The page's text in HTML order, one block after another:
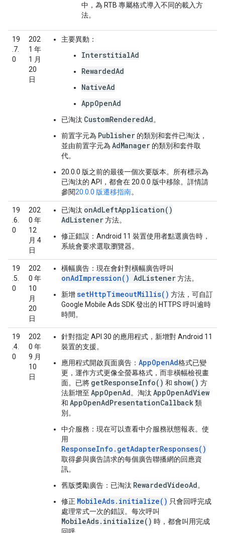
中，為 RTB 專屬格式導入不同的載入方
法。
19
.7.
0
202
1 年
1 月
20
日
主要異動：
InterstitialAd
RewardedAd
NativeAd
AppOpenAd
已淘汰 CustomRenderedAd。
前置字元為 Publisher 的類別和套件已淘汰，
並由前置字元為 AdManager 的類別和套件取
代。
20.0.0 版之前的最後一個次要版本。所有標示為
已淘汰的 API，都會在 20.0.0 版中移除。詳情請
參閱20.0.0 版遷移指南。
19
.6.
0
202
0 年
12
月 4
日
已淘汰 onAdLeftApplication()
AdListener方法。
修正錯誤：Android 11 裝置使用者點選廣告時，
系統會要求選取瀏覽器。
19
.5.
0
202
0 年
10
月
20
日
橫幅廣告： 現在會針對橫幅廣告呼叫
onAdImpression() AdListener方法。
新增setHttpTimeoutMillis() 方法，可自訂
Google Mobile Ads SDK 發出的 HTTPS 呼叫逾時
時間。
19
.4.
0
202
0 年
9 月
10
日
針對指定 API 30 的應用程式，新增對 Android 11
裝置的支援。
應用程式開啟頁面廣告： AppOpenAd格式已變
更，運作方式更像全螢幕格式，而非橫幅檢視畫
面。已將 getResponseInfo() 和 show() 方
法新增至 AppOpenAd。淘汰 AppOpenAdView
和 AppOpenAdPresentationCallback類
別。
中介服務： 現在可以查看中介服務狀態報表。使
用
ResponseInfo.getAdapterResponses()
取得參與廣告請求的每個廣告聯播網的回應資
訊。
舊版獎勵廣告： 已淘汰 RewardedVideoAd。
修正 MobileAds.initialize() 只會回呼完成
處理常式一次的錯誤。每次呼叫
MobileAds.initialize() 時，都會叫用完成